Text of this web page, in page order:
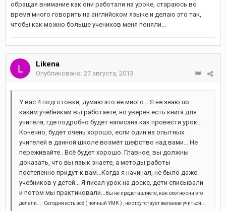
обращая внимание как они работали на уроке, стараюсь во
время много говорить на английском языке и делаю это так,
чтобы как можно больше учеников меня поняли...
Likena
Опубликовано: 27 августа, 2013
У вас 4 подготовки, думаю это не много... Я не знаю по
каким учебникам вы работаете, но уверен есть книга для
учителя, где подробно будет написана как провести урок...
Конечно, будет очень хорошо, если один из опытных
учителей в данной школе возмёт шефство над вами... Не
переживайте.. Всё будет хорошо. Главное, вы должны
доказать, что вы язык знаете, а методы работы
постепенно придут к вам...Когда я начинал, не было даже
учебников у детей... Я писал урок на доске, дети списывали
и потом мы практиковали...Вы не представляете, как охотно они это
делали.... Сегодня есть всё ( полный УМК ) , но отсутствует желание учиться...